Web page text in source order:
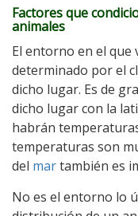
Factores que
animales
El entorno en el que
determinado por el
dicho lugar. Es de
dicho lugar con la
habrán
temperaturas son
del martambién es
No es el entorno lo